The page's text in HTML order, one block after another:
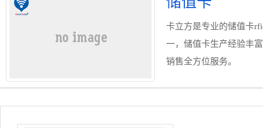
卡立方是专业的储值卡
一，储值卡生产经验丰
销售全方位服务。